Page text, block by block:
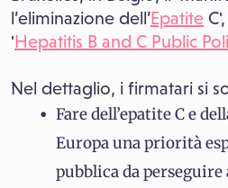
l’eliminazione dell’Epatite
'Hepatitis B and C Public
Nel dettaglio, i firmatari si
Fare dell’epatite C e
Europa una priorità
pubblica da